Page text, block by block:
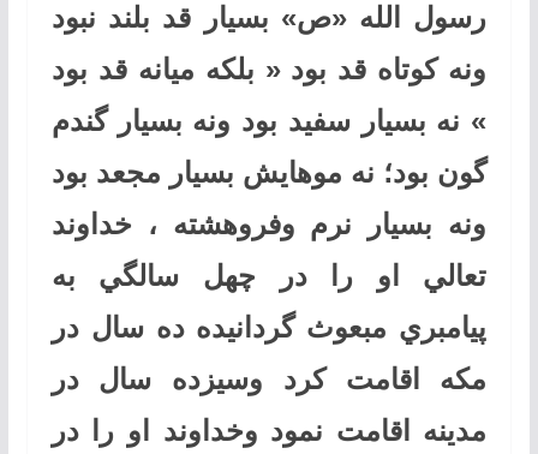
رسول الله «ص» بسيار قد بلند نبود
ونه كوتاه قد بود « بلكه ميانه قد بود
» نه بسيار سفيد بود ونه بسيار گندم
گون بود؛ نه موهايش بسيار مجعد بود
ونه بسيار نرم وفروهشته ، خداوند
تعالي او را در چهل سالگي به
پيامبري مبعوث گردانيده ده سال در
مكه اقامت كرد وسيزده سال در
مدينه اقامت نمود وخداوند او را در